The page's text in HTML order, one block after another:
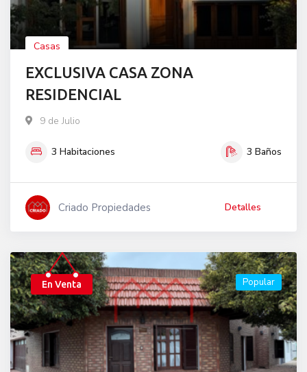
Casas
EXCLUSIVA CASA ZONA
RESIDENCIAL
9 de Julio
3 Habitaciones 3 Baños
Criado Propiedades Detalles
En Venta Popular